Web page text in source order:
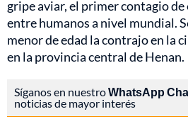
gripe aviar, el primer contagio
entre humanos a nivel mundial.
menor de edad la contrajo en la
en la provincia central de Henan.
Síganos en nuestroWhatsApp
noticias de mayor interés